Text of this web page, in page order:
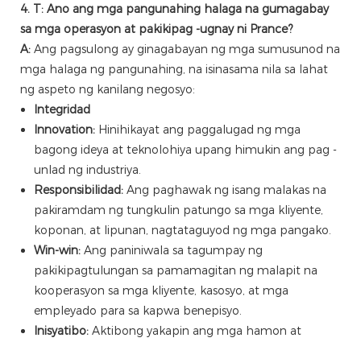
4. T: Ano ang mga pangunahing halaga na gumagabay
sa mga operasyon at pakikipag -ugnay ni Prance?
A: Ang pagsulong ay ginagabayan ng mga sumusunod na
mga halaga ng pangunahing, na isinasama nila sa lahat
ng aspeto ng kanilang negosyo:
Integridad
Innovation: Hinihikayat ang paggalugad ng mga
bagong ideya at teknolohiya upang himukin ang pag -
unlad ng industriya.
Responsibilidad: Ang paghawak ng isang malakas na
pakiramdam ng tungkulin patungo sa mga kliyente,
koponan, at lipunan, nagtataguyod ng mga pangako.
Win-win: Ang paniniwala sa tagumpay ng
pakikipagtulungan sa pamamagitan ng malapit na
kooperasyon sa mga kliyente, kasosyo, at mga
empleyado para sa kapwa benepisyo.
Inisyatibo: Aktibong yakapin ang mga hamon at